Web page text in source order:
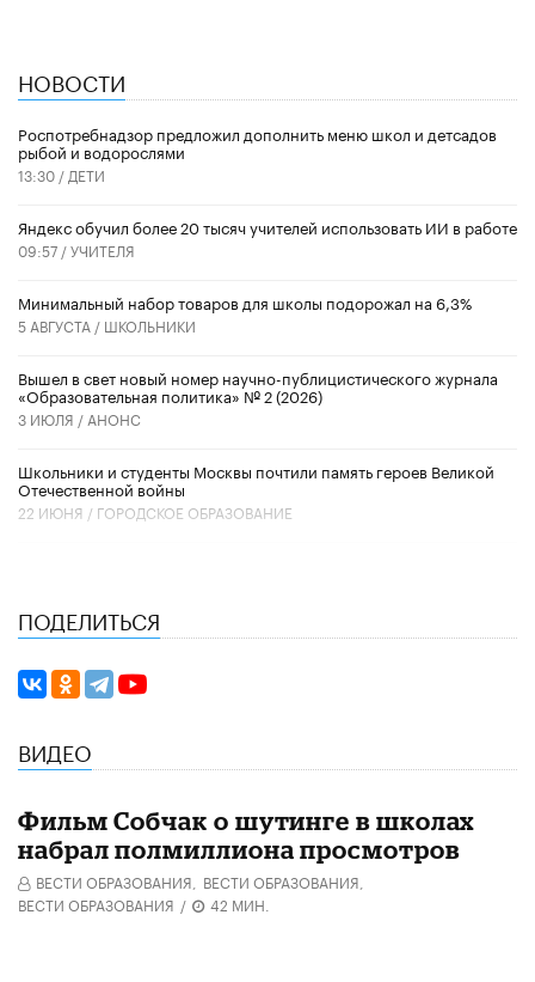
НОВОСТИ
Роспотребнадзор предложил дополнить меню школ и детсадов
рыбой и водорослями
13:30 / ДЕТИ
​Яндекс обучил более 20 тысяч учителей использовать ИИ в работе
09:57 /УЧИТЕЛЯ
Минимальный набор товаров для школы подорожал на 6,3%
5 АВГУСТА / ШКОЛЬНИКИ
Вышел в свет новый номер научно-публицистического журнала
«Образовательная политика» № 2 (2026)
3 ИЮЛЯ / АНОНС
Школьники и студенты Москвы почтили память героев Великой
Отечественной войны
22 ИЮНЯ / ГОРОДСКОЕ ОБРАЗОВАНИЕ
ПОДЕЛИТЬСЯ
ВИДЕО
Фильм Собчак о шутинге в школах
набрал полмиллиона просмотров
ВЕСТИ ОБРАЗОВАНИЯ, ВЕСТИ ОБРАЗОВАНИЯ,
ВЕСТИ ОБРАЗОВАНИЯ / 42 МИН.